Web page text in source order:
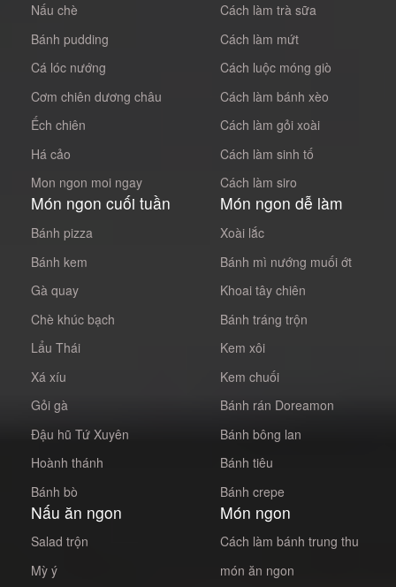
Nấu chè
Bánh pudding
Cá lóc nướng
Cơm chiên dương châu
Ếch chiên
Há cảo
Mon ngon moi ngay
Cách làm trà sữa
Cách làm mứt
Cách luộc móng giò
Cách làm bánh xèo
Cách làm gỏi xoài
Cách làm sinh tố
Cách làm siro
Món ngon cuối tuần
Bánh pizza
Bánh kem
Gà quay
Chè khúc bạch
Lẩu Thái
Xá xíu
Gỏi gà
Đậu hũ Tứ Xuyên
Hoành thánh
Bánh bò
Món ngon dễ làm
Xoài lắc
Bánh mì nướng muối ớt
Khoai tây chiên
Bánh tráng trộn
Kem xôi
Kem chuối
Bánh rán Doreamon
Bánh bông lan
Bánh tiêu
Bánh crepe
Nấu ăn ngon
Salad trộn
Mỳ ý
Món ngon
Cách làm bánh trung thu
món ăn ngon